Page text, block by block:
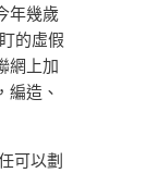
年幾歲
的虛假
網上加
編造、
可以劃